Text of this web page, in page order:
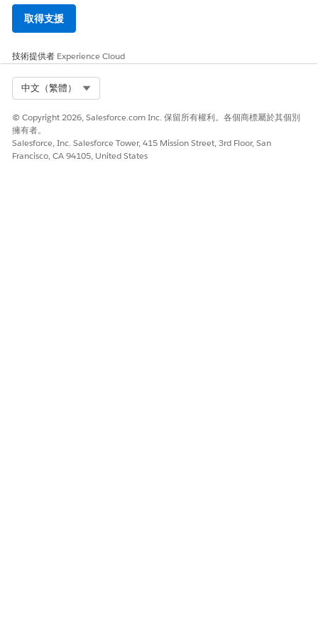
取得支援
技術提供者 Experience Cloud
中文（繁體）
© Copyright 2026, Salesforce.com Inc. 保留所有權利。各個商標屬於其個別
擁有者。
Salesforce, Inc. Salesforce Tower, 415 Mission Street, 3rd Floor, San
Francisco, CA 94105, United States